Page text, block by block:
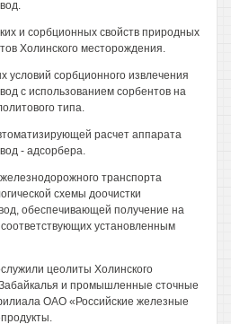
и сорбционных свойств природных
Холинского месторождения.
сорбционного извлечения
с использованием сорбентов на
типа.
расчет аппарата
- адсорбера.
транспорта
схемы доочистки
обеспечивающей получение на
установленным
цеолиты Холинского
и промышленные сточные
ОАО «Российские железные